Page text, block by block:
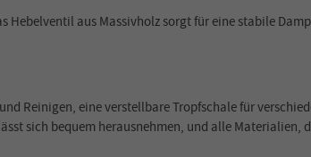
Hebelventil aus Massivholz sorgt für eine stabile
Reinigen, eine verstellbare Tropfschale für
sich bequem herausnehmen, und alle Materialien,